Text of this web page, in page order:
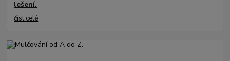
lešení.
číst celé